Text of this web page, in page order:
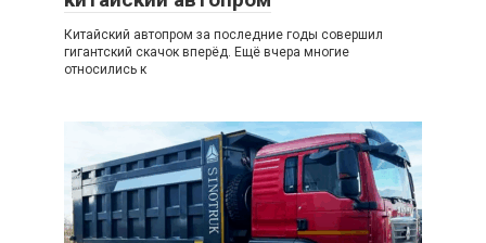
Китайский автопром за последние годы совершил
гигантский скачок вперёд. Ещё вчера многие
относились к